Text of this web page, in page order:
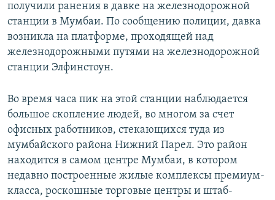
получили ранения в давке на железнодорожной
станции в Мумбаи. По сообщению полиции, давка
возникла на платформе, проходящей над
железнодорожными путями на железнодорожной
станции Элфинстоун.
Во время часа пик на этой станции наблюдается
большое скопление людей, во многом за счет
офисных работников, стекающихся туда из
мумбайского района Нижний Парел. Это район
находится в самом центре Мумбаи, в котором
недавно построенные жилые комплексы премиум-
класса, роскошные торговые центры и штаб-